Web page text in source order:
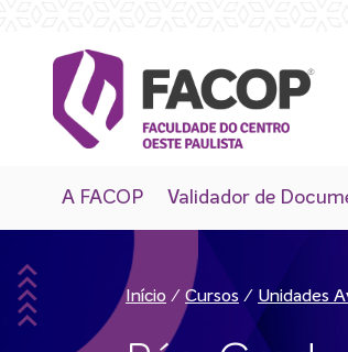
A FACOP Validador de
Início / Cursos / Unidades